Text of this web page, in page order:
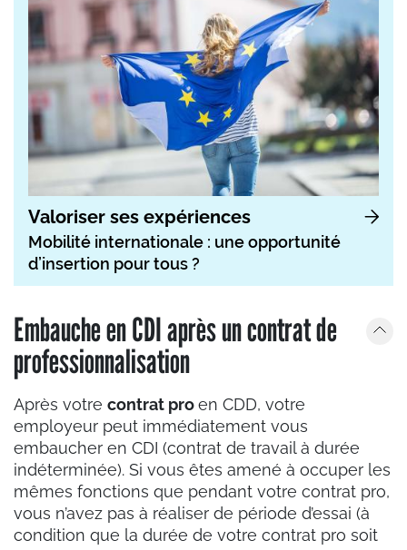
Valoriser ses expériences
Mobilité internationale : une opportunité
d’insertion pour tous ?
Embauche en CDI après un contrat de
professionnalisation
Après votre contrat proen CDD, votre
employeur peut immédiatement vous
embaucher en CDI (contrat de travail à durée
indéterminée). Si vous êtes amené à occuper les
mêmes fonctions que pendant votre contrat pro,
vous n’avez pas à réaliser de période d’essai (à
condition que la durée de votre contrat pro soit